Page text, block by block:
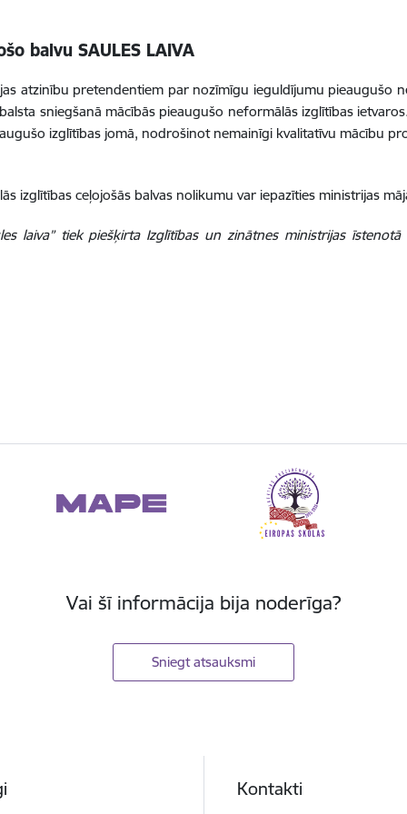
balvu SAULES LAIVA
atzinību pretendentiem par nozīmīgu ieguldījumu pieaugušo
sniegšanā mācībās pieaugušo neformālās izglītības
izglītības jomā, nodrošinot nemainīgi kvalitatīvu mācību
izglītības ceļojošās balvas nolikumu var iepazīties ministrijas
laiva” tiek piešķirta Izglītības un zinātnes ministrijas īstenotā
Vai šī informācija bija noderīga?
Sniegt atsauksmi
Kontakti